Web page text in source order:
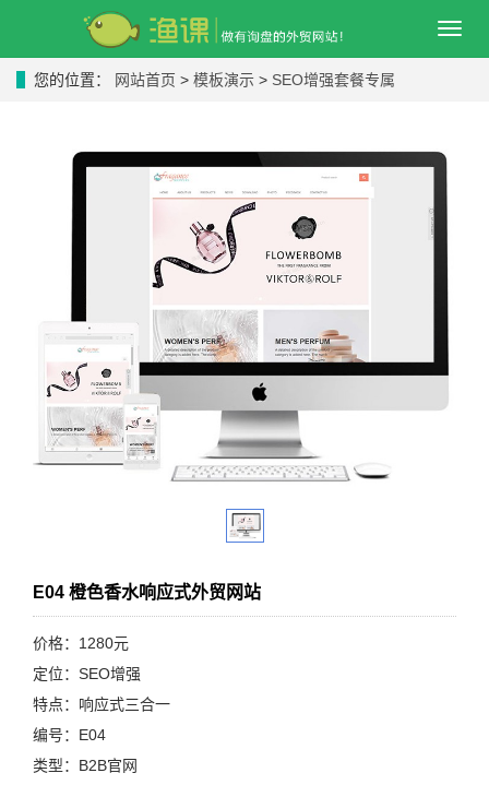
导
您的位置： 网站首页 > 模板演示 > SEO增强套餐专属
E04 橙色香水响应式外贸网站
价格：1280元
定位：SEO增强
特点：响应式三合一
编号：E04
类型：B2B官网